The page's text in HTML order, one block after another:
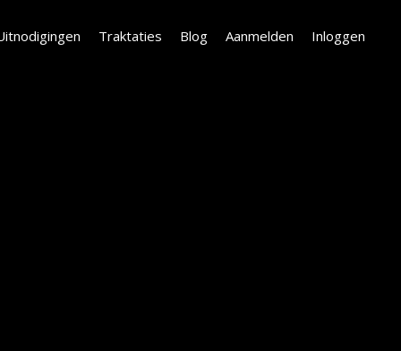
Aanmelden Inloggen
Traktaties Blog